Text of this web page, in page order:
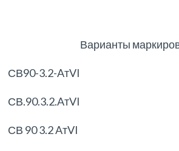
Варианты
СВ90-3.2-AтVI
СВ.90.3.2.AтVI
СВ 90 3.2 AтVI